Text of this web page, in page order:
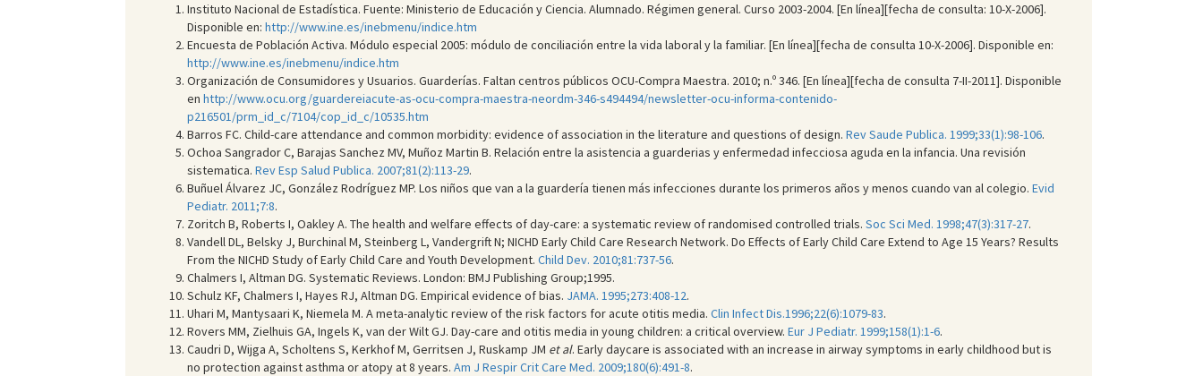
Instituto Nacional de Estadística. Fuente: Ministerio de Educación y Ciencia. Alumnado. Régimen general. Curso 2003-2004. [En línea][fecha de consulta: 10-X-2006].
Disponible en: http://www.ine.es/inebmenu/indice.htm
Encuesta de Población Activa. Módulo especial 2005: módulo de conciliación entre la vida laboral y la familiar. [En línea][fecha de consulta 10-X-2006]. Disponible en:
http://www.ine.es/inebmenu/indice.htm
Organización de Consumidores y Usuarios. Guarderías. Faltan centros públicos OCU-Compra Maestra. 2010; n.º 346. [En línea][fecha de consulta 7-II-2011]. Disponible
en http://www.ocu.org/guardereiacute-as-ocu-compra-maestra-neordm-346-s494494/newsletter-ocu-informa-contenido-
p216501/prm_id_c/7104/cop_id_c/10535.htm
Barros FC. Child-care attendance and common morbidity: evidence of association in the literature and questions of design. Rev Saude Publica. 1999;33(1):98-106.
Ochoa Sangrador C, Barajas Sanchez MV, Muñoz Martin B. Relación entre la asistencia a guarderias y enfermedad infecciosa aguda en la infancia. Una revisión
sistematica. Rev Esp Salud Publica. 2007;81(2):113-29.
Buñuel Álvarez JC, González Rodríguez MP. Los niños que van a la guardería tienen más infecciones durante los primeros años y menos cuando van al colegio. Evid
Pediatr. 2011;7:8.
Zoritch B, Roberts I, Oakley A. The health and welfare effects of day-care: a systematic review of randomised controlled trials. Soc Sci Med. 1998;47(3):317-27.
Vandell DL, Belsky J, Burchinal M, Steinberg L, Vandergrift N; NICHD Early Child Care Research Network. Do Effects of Early Child Care Extend to Age 15 Years? Results
From the NICHD Study of Early Child Care and Youth Development. Child Dev. 2010;81:737-56.
Chalmers I, Altman DG. Systematic Reviews. London: BMJ Publishing Group;1995.
Schulz KF, Chalmers I, Hayes RJ, Altman DG. Empirical evidence of bias. JAMA. 1995;273:408-12.
Uhari M, Mantysaari K, Niemela M. A meta-analytic review of the risk factors for acute otitis media. Clin Infect Dis.1996;22(6):1079-83.
Rovers MM, Zielhuis GA, Ingels K, van der Wilt GJ. Day-care and otitis media in young children: a critical overview. Eur J Pediatr. 1999;158(1):1-6.
Caudri D, Wijga A, Scholtens S, Kerkhof M, Gerritsen J, Ruskamp JM et al. Early daycare is associated with an increase in airway symptoms in early childhood but is
no protection against asthma or atopy at 8 years. Am J Respir Crit Care Med. 2009;180(6):491-8.